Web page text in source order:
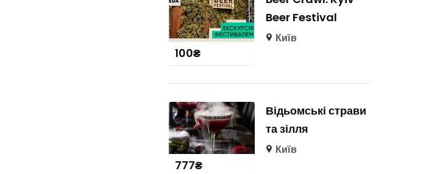
100₴
Beer Festival
Київ
777₴
Відьомські страви
та зілля
Київ